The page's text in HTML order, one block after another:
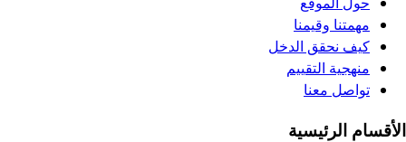
مهمتنا وقيمنا
كيف نحقق الدخل
منهجية التقييم
تواصل معنا
الأقسام الرئيسية